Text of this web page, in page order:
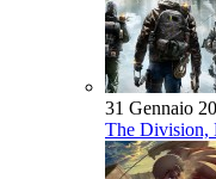
31 Gennaio
The Division,